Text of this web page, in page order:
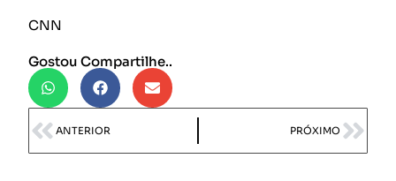
CNN
Gostou Compartilhe..
ANTERIOR PRÓXIMO